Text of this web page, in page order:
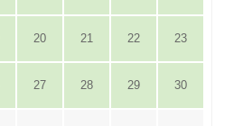
20 21 22 23
27 28 29 30